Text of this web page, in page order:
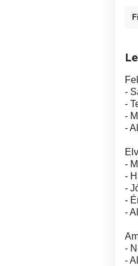
-
-
-
-
-
-
-
-
-
-
-